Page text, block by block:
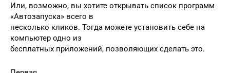
Или, возможно, вы хотите открывать список программ
«Автозапуска» всего в
несколько кликов. Тогда можете установить себе на
компьютер одно из
бесплатных приложений, позволяющих сделать это.